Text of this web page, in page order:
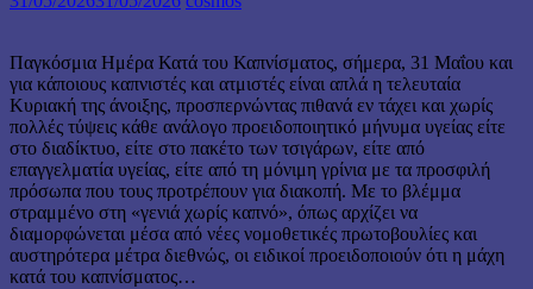
Παγκόσμια Ημέρα Κατά του Καπνίσματος, σήμερα, 31 Μαΐου και
για κάποιους καπνιστές και ατμιστές είναι απλά η τελευταία
Κυριακή της άνοιξης, προσπερνώντας πιθανά εν τάχει και χωρίς
πολλές τύψεις κάθε ανάλογο προειδοποιητικό μήνυμα υγείας είτε
στο διαδίκτυο, είτε στο πακέτο των τσιγάρων, είτε από
επαγγελματία υγείας, είτε από τη μόνιμη γρίνια με τα προσφιλή
πρόσωπα που τους προτρέπουν για διακοπή. Με το βλέμμα
στραμμένο στη «γενιά χωρίς καπνό», όπως αρχίζει να
διαμορφώνεται μέσα από νέες νομοθετικές πρωτοβουλίες και
αυστηρότερα μέτρα διεθνώς, οι ειδικοί προειδοποιούν ότι η μάχη
κατά του καπνίσματος…